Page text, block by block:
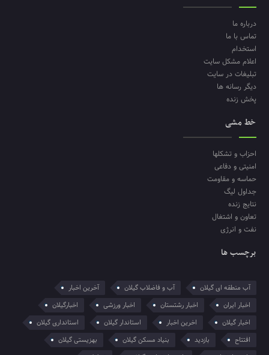
درباره ما
تماس با ما
استخدام
اعلام مشکل سایت
تبلیغات در سایت
دیگر رسانه ها
پخش زنده
خط مشی
احزاب و تشکلها
امنیتی و دفاعی
حماسه و مقاومت
جداول لیگ
نتایج زنده
تعاون و اشتغال
نفت و انرژی
برچسب ها
آب منطقه ای گیلان آب و فاضلاب گیلان
آخرین اخبار
اخبار ایران
اخبار رشتستان اخبار ورزشی
اخبارگیلان
اخبار گیلان
اخرین اخبار استاندار گیلان
استانداری گیلان
افتتاح
بازدید بنیاد مسکن گیلان
بهزیستی گیلان